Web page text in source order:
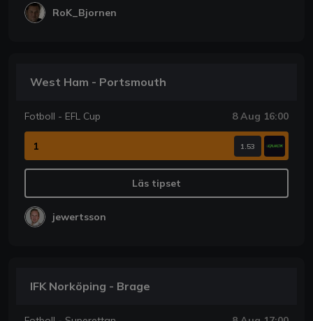
RoK_Bjornen
West Ham - Portsmouth
Fotboll - EFL Cup 8 Aug 16:00
1 1.53
Läs tipset
jewertsson
IFK Norköping - Brage